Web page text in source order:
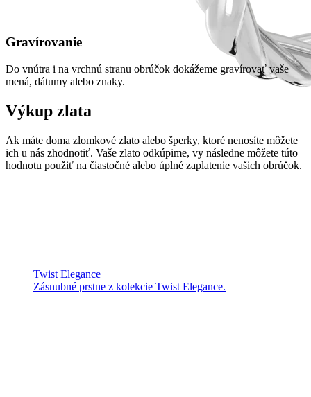
Twist Elegance
Zásnubné prstne z kolekcie Twist Elegance.
Gravírovanie
Do vnútra i na vrchnú stranu obrúčok dokážeme gravírovať vaše
mená, dátumy alebo znaky.
Výkup zlata
Ak máte doma zlomkové zlato alebo šperky, ktoré nenosíte môžete
ich u nás zhodnotiť. Vaše zlato odkúpime, vy následne môžete túto
hodnotu použiť na čiastočné alebo úplné zaplatenie vašich obrúčok.